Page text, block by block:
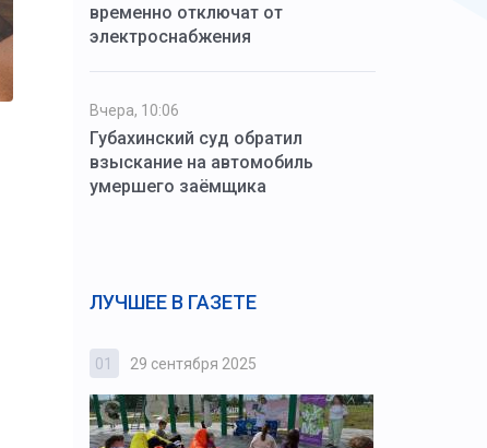
временно отключат от
электроснабжения
Вчера, 10:06
Губахинский суд обратил
взыскание на автомобиль
умершего заёмщика
ЛУЧШЕЕ В ГАЗЕТЕ
01 29 сентября 2025